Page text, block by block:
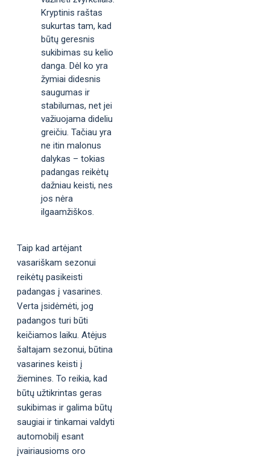
Kryptinis raštas
sukurtas tam, kad
būtų geresnis
sukibimas su kelio
danga. Dėl ko yra
žymiai didesnis
saugumas ir
stabilumas, net jei
važiuojama dideliu
greičiu. Tačiau yra
ne itin malonus
dalykas – tokias
padangas reikėtų
dažniau keisti, nes
jos nėra
ilgaamžiškos.
Taip kad artėjant
vasariškam sezonui
reikėtų pasikeisti
padangas į vasarines.
Verta įsidėmėti, jog
padangos turi būti
keičiamos laiku. Atėjus
šaltajam sezonui, būtina
vasarines keisti į
žiemines. To reikia, kad
būtų užtikrintas geras
sukibimas ir galima būtų
saugiai ir tinkamai valdyti
automobilį esant
įvairiausioms oro